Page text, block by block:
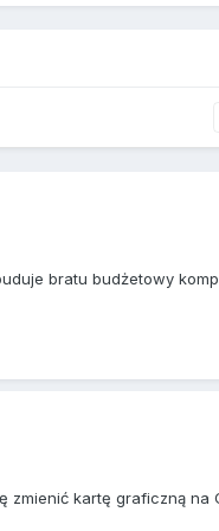
bratu budżetowy
zmienić kartę graficzną na